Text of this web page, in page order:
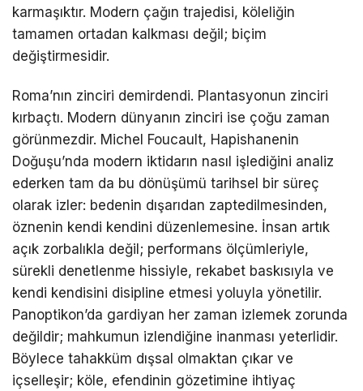
karmaşıktır. Modern çağın trajedisi, köleliğin
tamamen ortadan kalkması değil; biçim
değiştirmesidir.
Roma’nın zinciri demirdendi. Plantasyonun zinciri
kırbaçtı. Modern dünyanın zinciri ise çoğu zaman
görünmezdir. Michel Foucault, Hapishanenin
Doğuşu’nda modern iktidarın nasıl işlediğini analiz
ederken tam da bu dönüşümü tarihsel bir süreç
olarak izler: bedenin dışarıdan zaptedilmesinden,
öznenin kendi kendini düzenlemesine. İnsan artık
açık zorbalıkla değil; performans ölçümleriyle,
sürekli denetlenme hissiyle, rekabet baskısıyla ve
kendi kendisini disipline etmesi yoluyla yönetilir.
Panoptikon’da gardiyan her zaman izlemek zorunda
değildir; mahkumun izlendiğine inanması yeterlidir.
Böylece tahakküm dışsal olmaktan çıkar ve
içselleşir; köle, efendinin gözetimine ihtiyaç